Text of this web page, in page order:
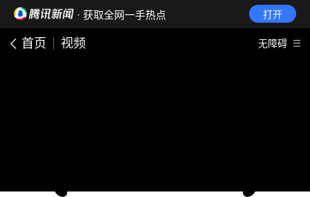
· 获取全网一手热点 打开
首页 视频 无障碍